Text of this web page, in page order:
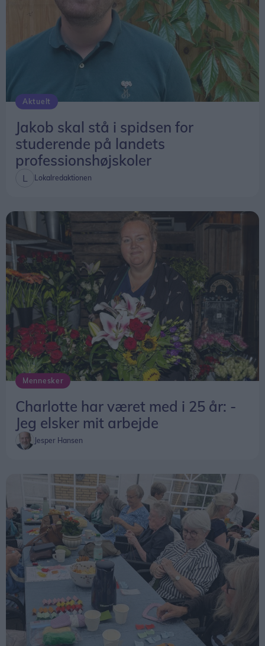
Aktuelt
Jakob skal stå i spidsen for
studerende på landets
professionshøjskoler
Lokalredaktionen
Mennesker
Charlotte har været med i 25 år: -
Jeg elsker mit arbejde
Jesper Hansen